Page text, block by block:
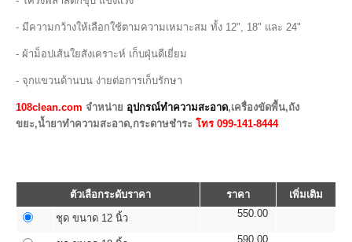
- มีความกว้างให้เลือกใช้ตามความเหมาะสม ทั้ง 12", 18" และ 24"
- ผ้าม็อปเส้นใยสังเคราะห์ เก็บฝุ่นดีเยี่ยม
- จุกแขวนด้านบน ง่ายต่อการเก็บรักษา
108clean.com จำหน่าย อุปกรณ์ทำความสะอาด,เครื่องขัดพื้น,ถัง
ขยะ,น้ำยาทำความสะอาด,กระดาษชำระ โทร 099-141-8444
ตัวเลือกระดับราคา ราคา
เพิ่มเติม
ชุด ขนาด 12 นิ้ว
550.00
590.00